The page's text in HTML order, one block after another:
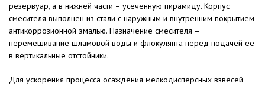
резервуар, а в нижней части – усеченную пирамиду. Корпус
смесителя выполнен из стали с наружным и внутренним покрытием
антикоррозионной эмалью. Назначение смесителя –
перемешивание шламовой воды и флокулянта перед подачей ее
в вертикальные отстойники.
Для ускорения процесса осаждения мелкодисперсных взвесей